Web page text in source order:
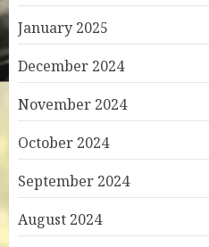
January 2025
December 2024
November 2024
October 2024
September 2024
August 2024